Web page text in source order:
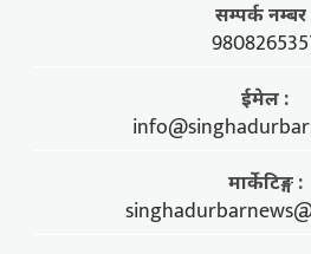
सम्पर्क नम्बर
ईमेल :
मार्केटिङ्ग :